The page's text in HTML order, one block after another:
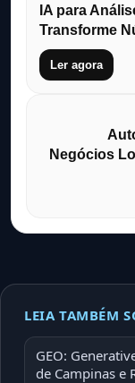
IA para
Transforme
Ler agora
Negócios
LEIA TAMBÉM
GEO:
de Campinas e